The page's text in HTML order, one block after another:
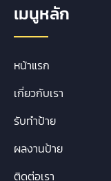
เมนูหลัก
หน้าแรก
เกี่ยวกับเรา
รับทำป้าย
ผลงานป้าย
ติดต่อเรา